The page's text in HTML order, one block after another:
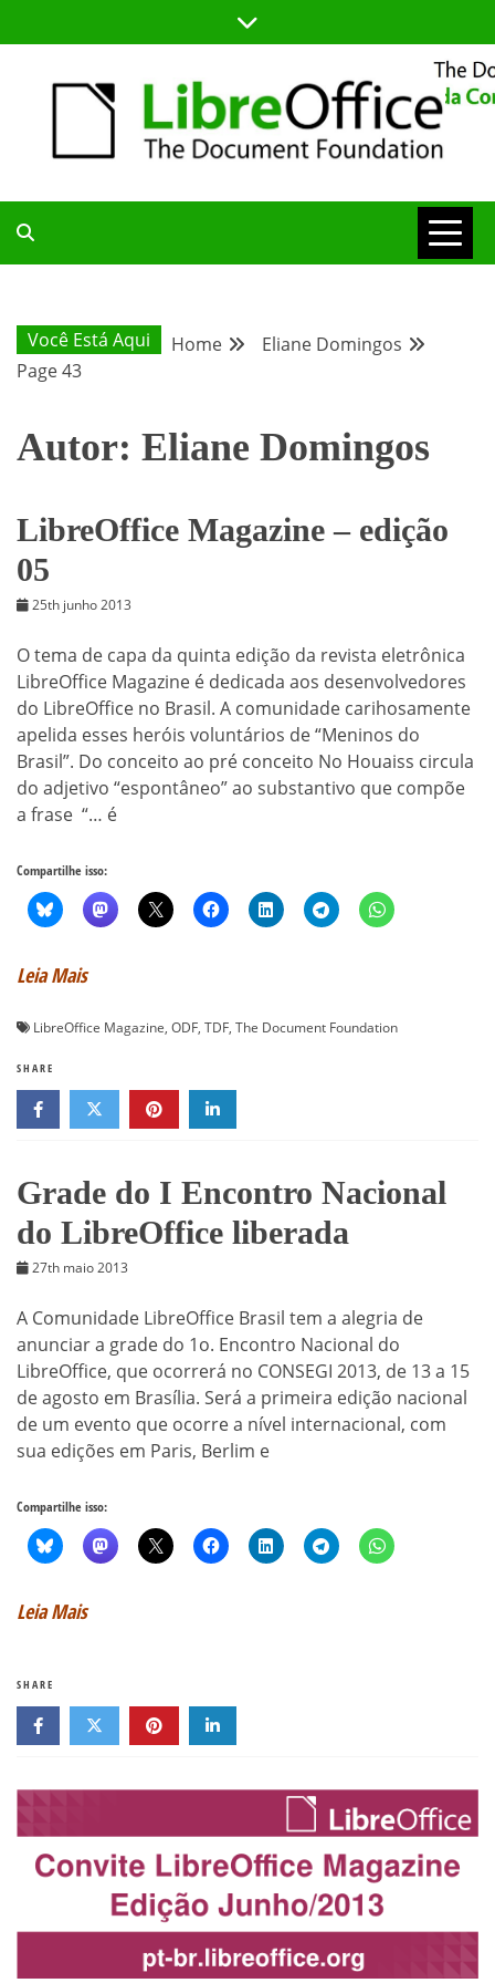
to
BLOG DA
COMUNIDADE
Você Está Aqui Home
Eliane Domingos
Page 43
Autor: Eliane Domingos
LibreOffice Magazine – edição
05
25th junho 2013
O tema de capa da quinta edição da revista eletrônica
LibreOffice Magazine é dedicada aos desenvolvedores
do LibreOffice no Brasil. A comunidade carihosamente
apelida esses heróis voluntários de “Meninos do
Brasil”. Do conceito ao pré conceito No Houaiss circula
do adjetivo “espontâneo” ao substantivo que compõe
a frase “… é
Compartilhe isso:
Leia Mais
LibreOffice Magazine, ODF, TDF, The Document Foundation
SHARE
Grade do I Encontro Nacional
do LibreOffice liberada
27th maio 2013
A Comunidade LibreOffice Brasil tem a alegria de
anunciar a grade do 1o. Encontro Nacional do
LibreOffice, que ocorrerá no CONSEGI 2013, de 13 a 15
de agosto em Brasília. Será a primeira edição nacional
de um evento que ocorre a nível internacional, com
sua edições em Paris, Berlim e
Compartilhe isso:
Leia Mais
SHARE